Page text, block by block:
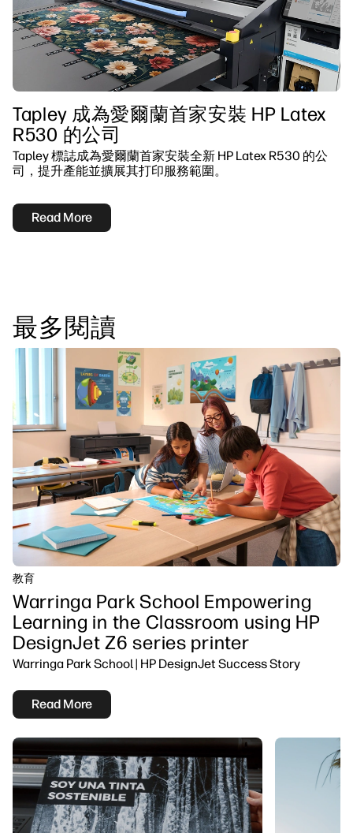
Tapley 成為愛爾蘭首家安裝 HP Latex
R530 的公司
Tapley 標誌成為愛爾蘭首家安裝全新 HP Latex R530 的公
司，提升產能並擴展其打印服務範圍。
Read More
最多閱讀
教育
Warringa Park School Empowering
Learning in the Classroom using HP
DesignJet Z6 series printer
Warringa Park School | HP DesignJet Success Story
Read More